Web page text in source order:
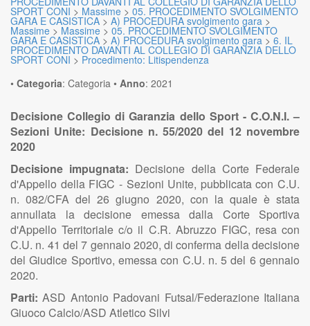
SPORT CONI > Massime > 05. PROCEDIMENTO SVOLGIMENTO
GARA E CASISTICA > A) PROCEDURA svolgimento gara >
Massime > Massime > 05. PROCEDIMENTO SVOLGIMENTO
GARA E CASISTICA > A) PROCEDURA svolgimento gara > 6. IL
PROCEDIMENTO DAVANTI AL COLLEGIO DI GARANZIA DELLO
SPORT CONI > Procedimento: Litispendenza
• Categoria: Categoria • Anno: 2021
Decisione Collegio di Garanzia dello Sport - C.O.N.I. –
Sezioni Unite: Decisione n. 55/2020 del 12 novembre
2020
Decisione impugnata: Decisione della Corte Federale
d'Appello della FIGC - Sezioni Unite, pubblicata con C.U.
n. 082/CFA del 26 giugno 2020, con la quale è stata
annullata la decisione emessa dalla Corte Sportiva
d'Appello Territoriale c/o il C.R. Abruzzo FIGC, resa con
C.U. n. 41 del 7 gennaio 2020, di conferma della decisione
del Giudice Sportivo, emessa con C.U. n. 5 del 6 gennaio
2020.
Parti:ASD Antonio Padovani Futsal/Federazione Italiana
Giuoco Calcio/ASD Atletico Silvi